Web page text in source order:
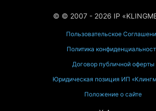
© © 2007 - 2026 IP
Пользовательское
Политика
Договор публичной оферты
Юридическая позиция ИП
Положение о сайте